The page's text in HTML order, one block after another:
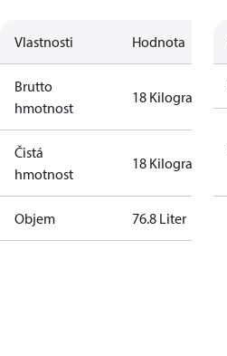
Vlastnosti Hodnota
Brutto
hmotnost
18 Kilogram
Čistá
hmotnost
18 Kilogram
Objem 76.8 Liter